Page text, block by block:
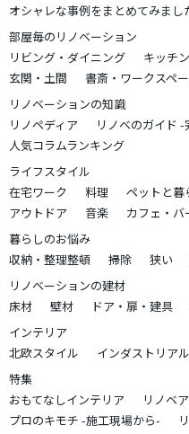
オシャレな事例をまとめてみまし
部屋毎のリノベーション
リビング・ダイニング
キッチン
玄関・土間
書斎・ワークスペ
リノベーションの知識
リノペディア
リノベのガイド -
人気コラムランキング
ライフスタイル
在宅ワーク
料理 ペットと暮
アウトドア
音楽
カフェ・バ
暮らしのお悩み
収納・整理整頓
掃除 狭い
リノベーションの建材
床材
壁材 ドア・扉・建具
インテリア
北欧スタイル
インダストリア
特集
おもてなしインテリア
リノベ
プロのキモチ -施工現場から-